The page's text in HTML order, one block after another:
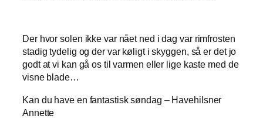
Der hvor solen ikke var nået ned i dag var rimfrosten
stadig tydelig og der var køligt i skyggen, så er det jo
godt at vi kan gå os til varmen eller lige kaste med de
visne blade…
Kan du have en fantastisk søndag – Havehilsner
Annette